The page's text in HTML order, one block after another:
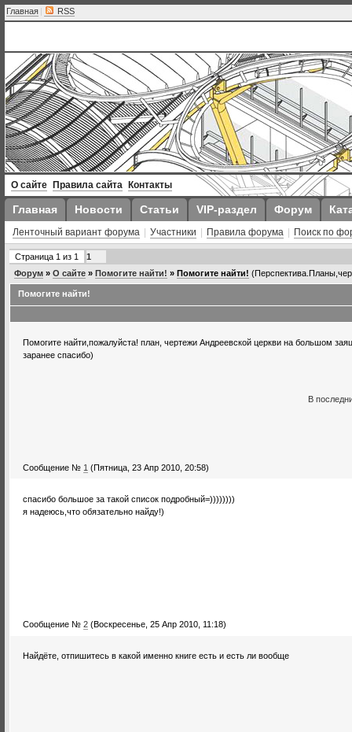
Главная | RSS
О сайте Правила сайта Контакты
Главная Новости Статьи VIP-раздел Форум
Ленточный вариант форума Участники Правила форума Поиск по
Страница 1 из 1
1
Форум » О сайте » Помогите найти! » Помогите найти!
Помогите найти!
Помогите найти,пожалуйста! план, чертежи Андреевской церкви на большом
заранее спасибо)
В
Сообщение № 1 (Пятница, 23 Апр 2010, 20:58)
спасибо большое за такой список подробный=))))))))
я надеюсь,что обязательно найду!)
Сообщение № 2 (Воскресенье, 25 Апр 2010, 11:18)
Найдёте, отпишитесь в какой именно книге есть и есть ли вообще